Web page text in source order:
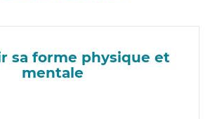
sa forme physique et
mentale